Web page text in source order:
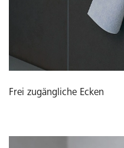
Frei zugängliche Ecken